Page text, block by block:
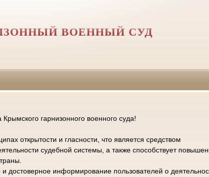
ВОЕННЫЙ СУД
гарнизонного военного суда!
открытости и гласности, что является средством
судебной системы, а также способствует
достоверное информирование пользователей о